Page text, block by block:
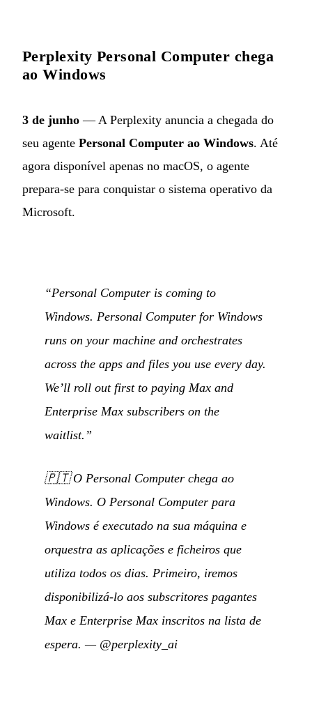
Perplexity Personal Computer chega
ao Windows
3 de junho — A Perplexity anuncia a chegada do
seu agente Personal Computer ao Windows. Até
agora disponível apenas no macOS, o agente
prepara-se para conquistar o sistema operativo da
Microsoft.
“Personal Computer is coming to
Windows. Personal Computer for Windows
runs on your machine and orchestrates
across the apps and files you use every day.
We’ll roll out first to paying Max and
Enterprise Max subscribers on the
waitlist.”
🇵🇹O Personal Computer chega ao
Windows. O Personal Computer para
Windows é executado na sua máquina e
orquestra as aplicações e ficheiros que
utiliza todos os dias. Primeiro, iremos
disponibilizá-lo aos subscritores pagantes
Max e Enterprise Max inscritos na lista de
espera. — @perplexity_ai